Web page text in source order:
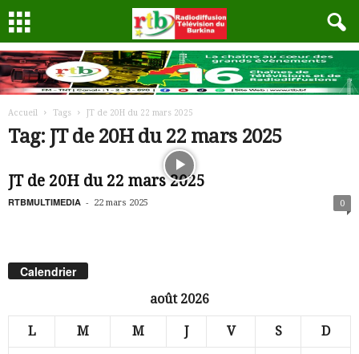
Accueil Tags JT de 20H du 22 mars 2025
Tag: JT de 20H du 22 mars 2025
JT de 20H du 22 mars 2025
RTBMULTIMEDIA - 22 mars 2025 0
Calendrier
août 2026
L M M J V S D